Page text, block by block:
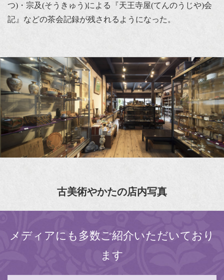
つ)・宗及(そうきゅう)による『天王寺屋(てんのうじや)会
記』などの茶会記録が残されるようになった。
古美術やかたの店内写真
メディアにも多数ご紹介いただいており
ます